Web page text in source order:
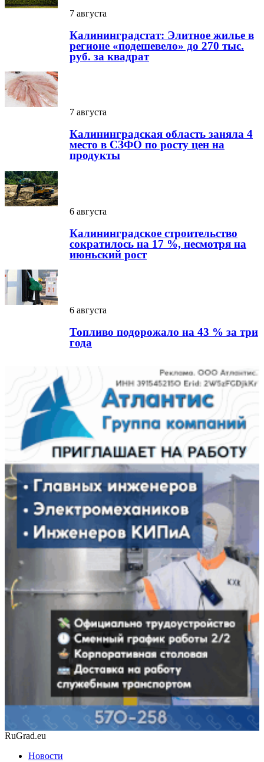
7 августа
Калининградстат: Элитное жилье в
регионе «подешевело» до 270 тыс.
руб. за квадрат
7 августа
Калининградская область заняла 4
место в СЗФО по росту цен на
продукты
6 августа
Калининградское строительство
сократилось на 17 %, несмотря на
июньский рост
6 августа
Топливо подорожало на 43 % за три
года
RuGrad.eu
Новости